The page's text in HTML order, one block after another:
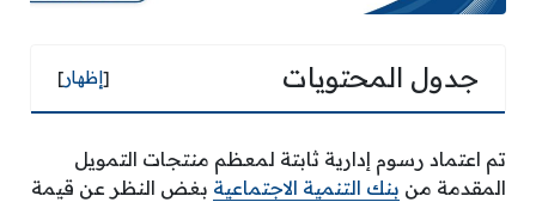
جدول المحتويات [إظهار]
تم اعتماد رسوم إدارية ثابتة لمعظم منتجات التمويل
المقدمة من بنك التنمية الاجتماعية بغض النظر عن قيمة